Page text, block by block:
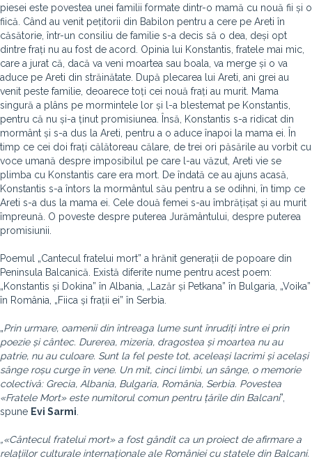
piesei este povestea unei familii formate dintr-o mamă cu nouă fii și o
fiică. Când au venit pețitorii din Babilon pentru a cere pe Areti în
căsătorie, într-un consiliu de familie s-a decis să o dea, deși opt
dintre frați nu au fost de acord. Opinia lui Konstantis, fratele mai mic,
care a jurat că, dacă va veni moartea sau boala, va merge și o va
aduce pe Areti din străinătate. După plecarea lui Areti, ani grei au
venit peste familie, deoarece toți cei nouă frați au murit. Mama
singură a plâns pe mormintele lor și l-a blestemat pe Konstantis,
pentru că nu și-a ținut promisiunea. Însă, Konstantis s-a ridicat din
mormânt și s-a dus la Areti, pentru a o aduce înapoi la mama ei. În
timp ce cei doi frați călătoreau călare, de trei ori păsările au vorbit cu
voce umană despre imposibilul pe care l-au văzut, Areti vie se
plimba cu Konstantis care era mort. De îndată ce au ajuns acasă,
Konstantis s-a întors la mormântul său pentru a se odihni, în timp ce
Areti s-a dus la mama ei. Cele două femei s-au îmbrățișat și au murit
împreună. O poveste despre puterea Jurământului, despre puterea
promisiunii.
Poemul „Cantecul fratelui mort” a hrănit generații de popoare din
Peninsula Balcanică. Există diferite nume pentru acest poem:
„Konstantis și Dokina” în Albania, „Lazăr și Petkana” în Bulgaria, „Voika”
în România, „Fiica și frații ei” în Serbia.
„Prin urmare, oamenii din întreaga lume sunt înrudiți între ei prin
poezie și cântec. Durerea, mizeria, dragostea și moartea nu au
patrie, nu au culoare. Sunt la fel peste tot, aceleași lacrimi și același
sânge roșu curge în vene. Un mit, cinci limbi, un sânge, o memorie
colectivă: Grecia, Albania, Bulgaria, România, Serbia. Povestea
«Fratele Mort» este numitorul comun pentru țările din Balcani”,
spune Evi Sarmi
„«Cântecul fratelui mort» a fost gândit ca un proiect de afirmare a
relațiilor culturale internaționale ale României cu statele din Balcani.